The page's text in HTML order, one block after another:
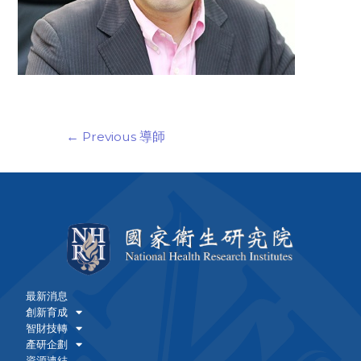
← Previous 導師
最新消息
創新育成
智財技轉
產研企劃